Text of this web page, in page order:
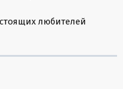
любителей